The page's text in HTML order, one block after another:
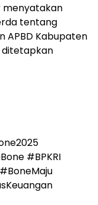
menyatakan
tentang
APBD Kabupaten
ditetapkan
#BPKRI